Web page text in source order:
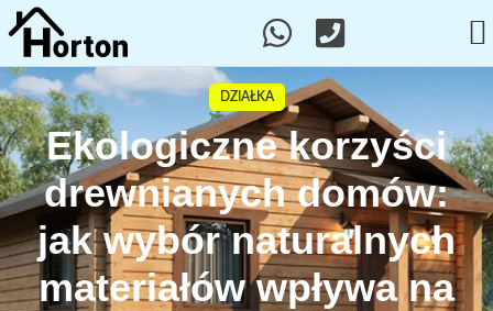
DZIAŁKA
Ekologiczne korzyści
drewnianych domów:
jak wybór naturalnych
materiałów wpływa na